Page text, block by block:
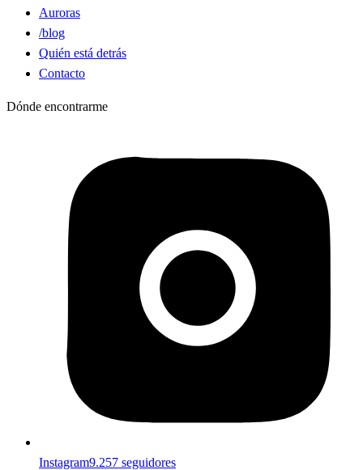
Auroras
/blog
Quién está detrás
Contacto
Dónde encontrarme
Instagram9.257 seguidores